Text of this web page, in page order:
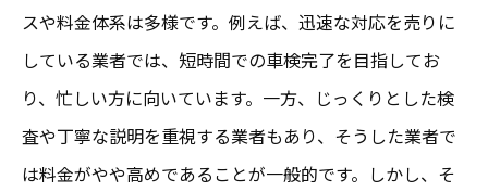
地域特有の価格動向の理解
成田での人気車検業者の見積もり比較
見積もりの内訳を細かくチェックする方法
スや料金体系は多様です。例えば、迅速な対応を売りに
している業者では、短時間での車検完了を目指してお
り、忙しい方に向いています。一方、じっくりとした検
査や丁寧な説明を重視する業者もあり、そうした業者で
は料金がやや高めであることが一般的です。しかし、そ